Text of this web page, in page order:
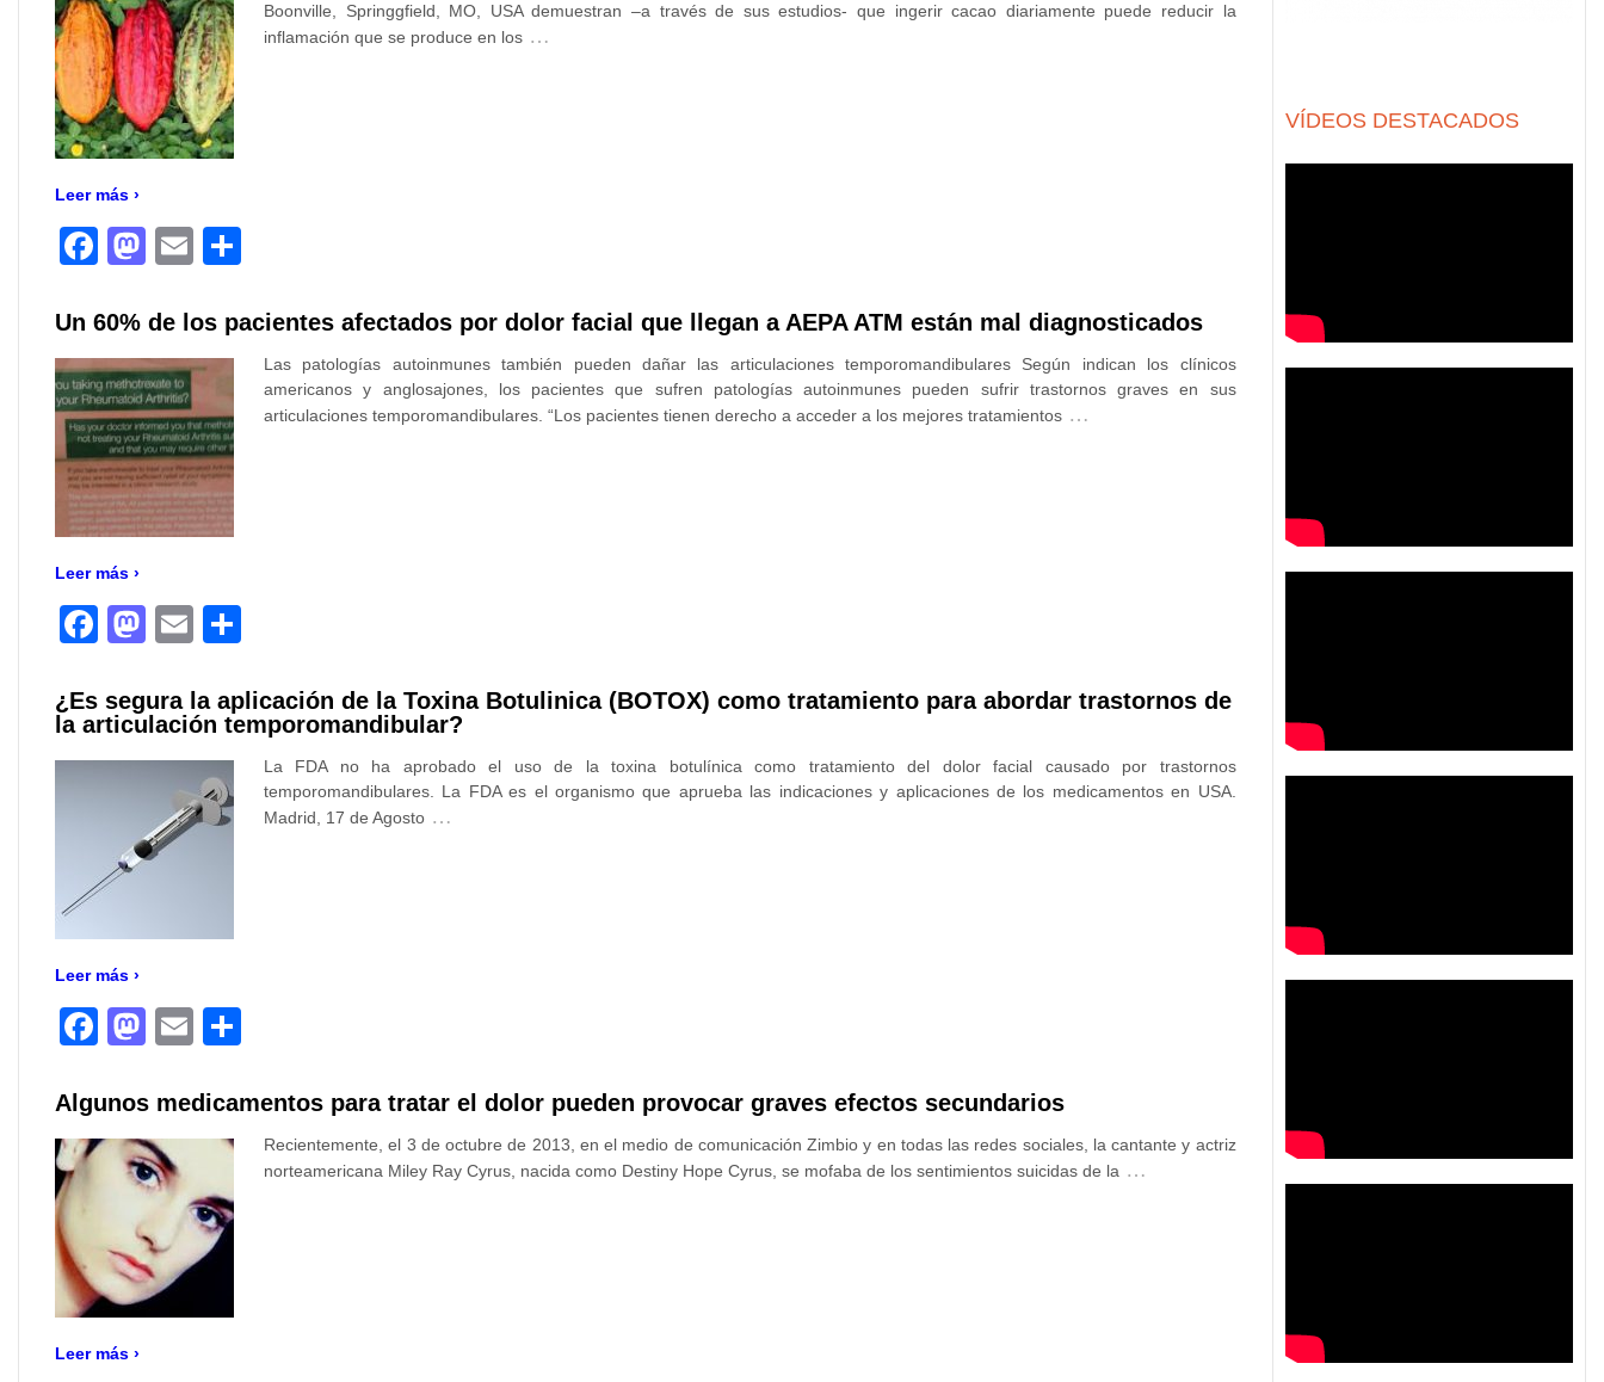
Boonville, Springgfield, MO, USA demuestran –a través de sus estudios- que ingerir cacao diariamente puede reducir la
inflamación que se produce en los …
Leer más ›
Facebook
Mastodon
Email
Un 60% de los pacientes afectados por dolor facial que llegan a AEPA ATM están mal diagnosticados
Las patologías autoinmunes también pueden dañar las articulaciones temporomandibulares Según indican los clínicos
americanos y anglosajones, los pacientes que sufren patologías autoinmunes pueden sufrir trastornos graves en sus
articulaciones temporomandibulares. “Los pacientes tienen derecho a acceder a los mejores tratamientos …
Leer más ›
Facebook
Mastodon
Email
¿Es segura la aplicación de la Toxina Botulinica (BOTOX) como tratamiento para abordar trastornos de
la articulación temporomandibular?
La FDA no ha aprobado el uso de la toxina botulínica como tratamiento del dolor facial causado por trastornos
temporomandibulares. La FDA es el organismo que aprueba las indicaciones y aplicaciones de los medicamentos en USA.
Madrid, 17 de Agosto …
Leer más ›
Facebook
Mastodon
Email
Algunos medicamentos para tratar el dolor pueden provocar graves efectos secundarios
Recientemente, el 3 de octubre de 2013, en el medio de comunicación Zimbio y en todas las redes sociales, la cantante y actriz
norteamericana Miley Ray Cyrus, nacida como Destiny Hope Cyrus, se mofaba de los sentimientos suicidas de la …
Leer más ›
VÍDEOS DESTACADOS